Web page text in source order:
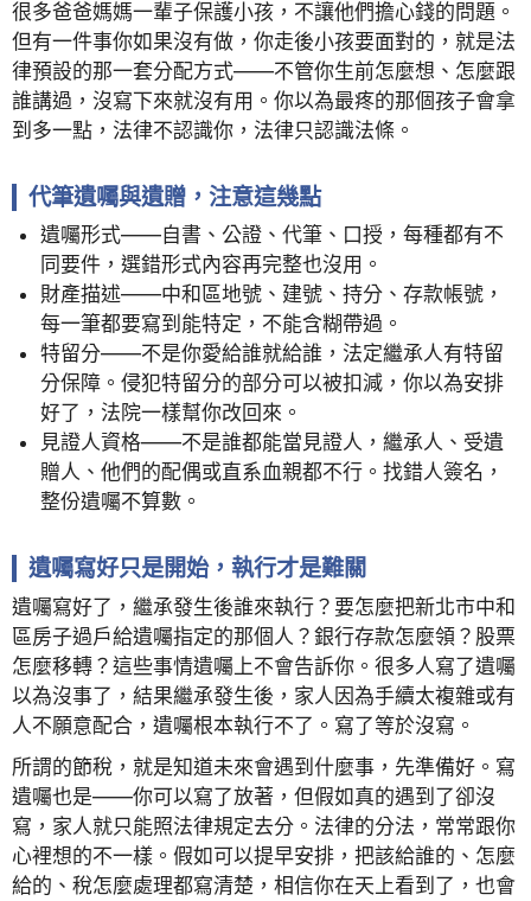
很多爸爸媽媽一輩子保護小孩，不讓他們擔心錢的問題。
但有一件事你如果沒有做，你走後小孩要面對的，就是法
律預設的那一套分配方式——不管你生前怎麼想、怎麼跟
誰講過，沒寫下來就沒有用。你以為最疼的那個孩子會拿
到多一點，法律不認識你，法律只認識法條。
代筆遺囑與遺贈，注意這幾點
遺囑形式——自書、公證、代筆、口授，每種都有不
同要件，選錯形式內容再完整也沒用。
財產描述——中和區地號、建號、持分、存款帳號，
每一筆都要寫到能特定，不能含糊帶過。
特留分——不是你愛給誰就給誰，法定繼承人有特留
分保障。侵犯特留分的部分可以被扣減，你以為安排
好了，法院一樣幫你改回來。
見證人資格——不是誰都能當見證人，繼承人、受遺
贈人、他們的配偶或直系血親都不行。找錯人簽名，
整份遺囑不算數。
遺囑寫好只是開始，執行才是難關
遺囑寫好了，繼承發生後誰來執行？要怎麼把新北市中和
區房子過戶給遺囑指定的那個人？銀行存款怎麼領？股票
怎麼移轉？這些事情遺囑上不會告訴你。很多人寫了遺囑
以為沒事了，結果繼承發生後，家人因為手續太複雜或有
人不願意配合，遺囑根本執行不了。寫了等於沒寫。
所謂的節稅，就是知道未來會遇到什麼事，先準備好。寫
遺囑也是——你可以寫了放著，但假如真的遇到了卻沒
寫，家人就只能照法律規定去分。法律的分法，常常跟你
心裡想的不一樣。假如可以提早安排，把該給誰的、怎麼
給的、稅怎麼處理都寫清楚，相信你在天上看到了，也會